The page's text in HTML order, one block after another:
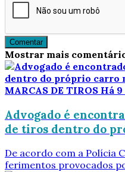
Comentar
Mostrar mais
MARCAS DE TIROS Há
Advogado é
de tiros dentro do
De acordo com a Polícia
ferimentos provocados